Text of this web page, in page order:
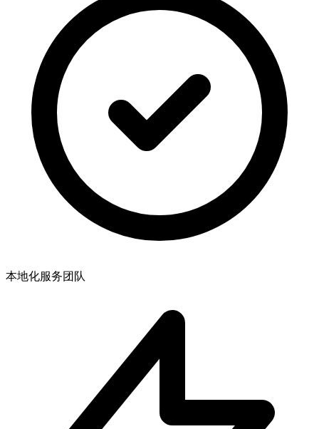
本地化服务团队